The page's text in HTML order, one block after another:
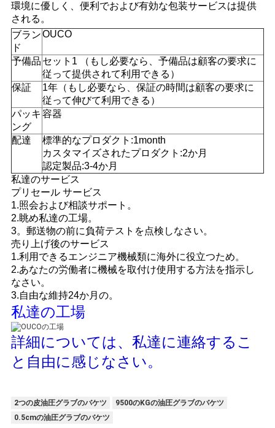
環境に優しく、便利でおよび有効な包装サービスは提供
される。
ブラン
ド
OUCO
予備品 セット1 （もし必要なら、予備品は顧客の要求に
従って提供されて利用できる）
保証
1年（もし必要なら、保証の時間は顧客の要求に
従って伸びて利用できる）
パッキ
ング
容器
配達
標準的なプロダクト:1month
カスタマイズされたプロダクト:2か月
認定製品:3-4か月
私達のサービス
プリセール サービス
1.照会および相談サポート。
2.眺め私達の工場。
3。郵送物の前に負荷テストを点検しなさい。
売り上げ後のサービス
1.利用できるエンジニア機械類に海外に役立つため。
2.あなたの労働者に機械を取付け使用する方法を指示し
なさい。
3.自由な維持24か月の。
私達の工場
詳細については、私達に連絡するこ
と自由に感じなさい。
2つの皮油圧グラブのバケツ
9500のKGの油圧グラブのバケツ
0.5cmの油圧グラブのバケツ